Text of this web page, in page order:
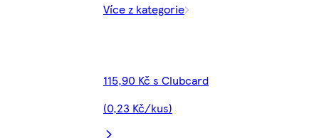
Více z kategorie
115,90 Kč s Clubcard
(0,23 Kč/kus)